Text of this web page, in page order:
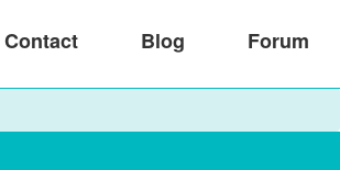
Contact Blog Forum